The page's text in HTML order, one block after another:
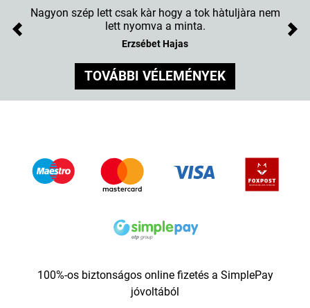
Nagyon szép lett csak kàr hogy a tok hàtuljàra nem
lett nyomva a minta.
Erzsébet Hajas
Previous
TOVÁBBI VÉLEMÉNYEK
100%-os biztonságos online fizetés a SimplePay
jóvoltából